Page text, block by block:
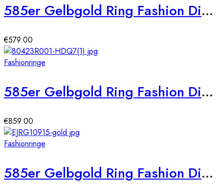
585er Gelbgold Ring Fashion Diamant ca. 0,08 ct. Gr. 54
€579.00
Fashionringe
585er Gelbgold Ring Fashion Diamant ca. 0,10 ct. Gr. 54
€859.00
Fashionringe
585er Gelbgold Ring Fashion Diamant ca. 0,30 ct. Gr. 56